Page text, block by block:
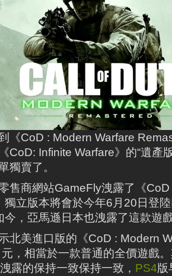
《CoD : Modern Warfare
CoD: Infinite Warfare》的“遺產
獨賣了。
售商網站GameFly洩露了《
獨立版本將會於今年6月20日登陸
今，亞馬遜日本也洩露了這款遊
北美進口版的《CoD : Modern
，相當於一款普通的全價遊戲
露的保持一致保持一致， PS4版